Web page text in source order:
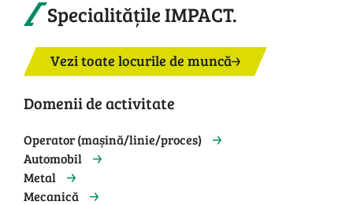
Specialitățile IMPACT.
Vezi toate locurile de muncă
Domenii de activitate
Operator (mașină/linie/proces)
Automobil
Metal
Mecanică